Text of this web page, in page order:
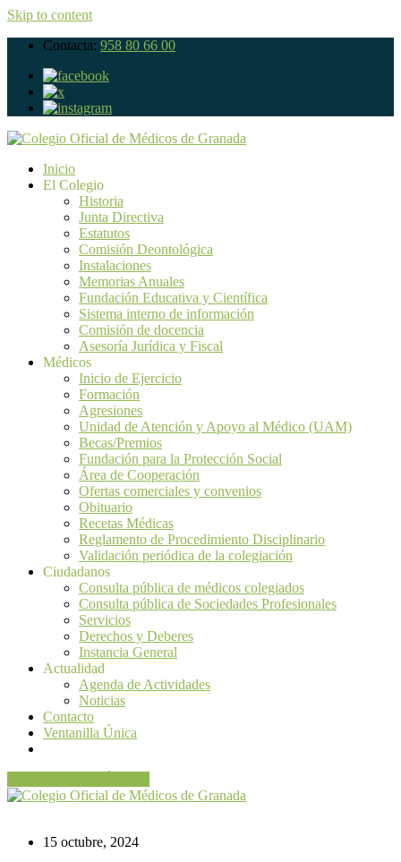
Skip to content
Contacta: 958 80 66 00
Inicio
El Colegio
Historia
Junta Directiva
Estatutos
Comisión Deontológica
Instalaciones
Memorias Anuales
Fundación Educativa y Científica
Sistema interno de información
Comisión de docencia
Asesoría Jurídica y Fiscal
Médicos
Inicio de Ejercicio
Formación
Agresiones
Unidad de Atención y Apoyo al Médico (UAM)
Becas/Premios
Fundación para la Protección Social
Área de Cooperación
Ofertas comerciales y convenios
Obituario
Recetas Médicas
Reglamento de Procedimiento Disciplinario
Validación periódica de la colegiación
Ciudadanos
Consulta pública de médicos colegiados
Consulta pública de Sociedades Profesionales
Servicios
Derechos y Deberes
Instancia General
Actualidad
Agenda de Actividades
Noticias
Contacto
Ventanilla Única
15 octubre, 2024